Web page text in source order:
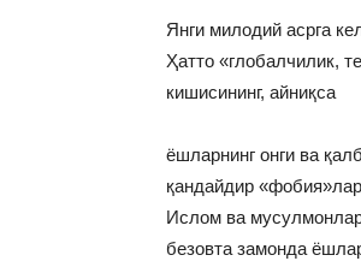
Янги милодий асрга
Ҳатто «глобалчилик,
кишисининг, айниқса
ёшларнинг онги ва
қандайдир
Ислом ва
безовта замонда